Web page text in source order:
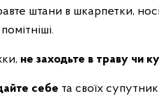
штани в шкарпетки,
не заходьте в траву чи
себе та своїх